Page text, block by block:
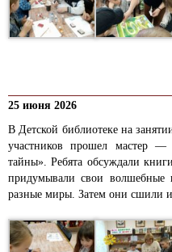
25 июня 2026
В Детской библиотеке на
участников прошел мастер
тайны». Ребята обсуждали
придумывали свои волшебные
разные миры. Затем они сшили